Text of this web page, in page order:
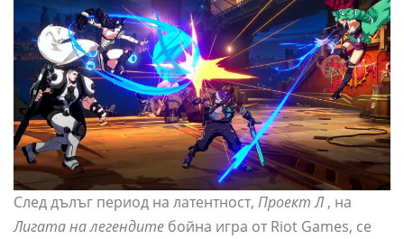
След дълъг период на латентност, Проект Л, на
Лигата на легендите бойна игра от Riot Games, се